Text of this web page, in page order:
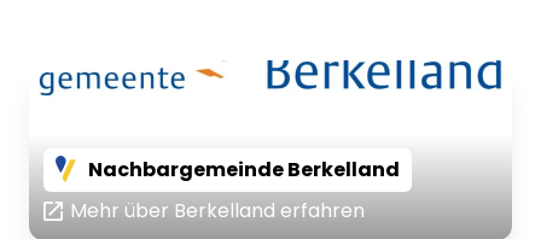
Nachbargemeinde Berkelland
Mehr über Berkelland erfahren